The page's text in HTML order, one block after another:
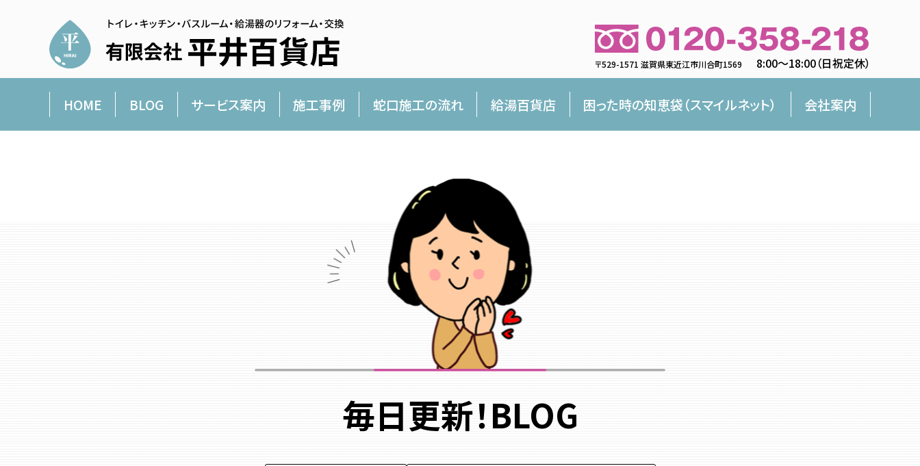
〒529-1571 滋賀県東近江市川合町1569 8:00〜18:00（日祝定休）
HOME BLOG サービス案内 施工事例 蛇口施工の流れ 給湯百貨店 困った時の知恵袋（スマイルネット） 会社案内
毎日更新！BLOG